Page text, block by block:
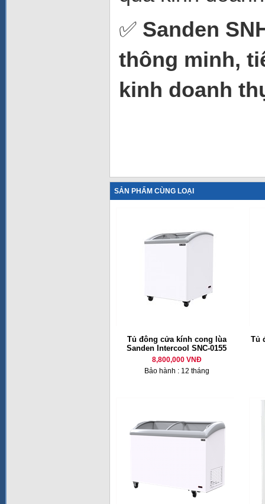
✅ Sanden
thông minh,
kinh doanh
SẢN PHẨM CÙNG LOẠI
Tủ đông cửa kính cong lùa
Sanden Intercool SNC-0155
8,800,000 VNĐ
Bảo hành : 12 tháng
Tủ